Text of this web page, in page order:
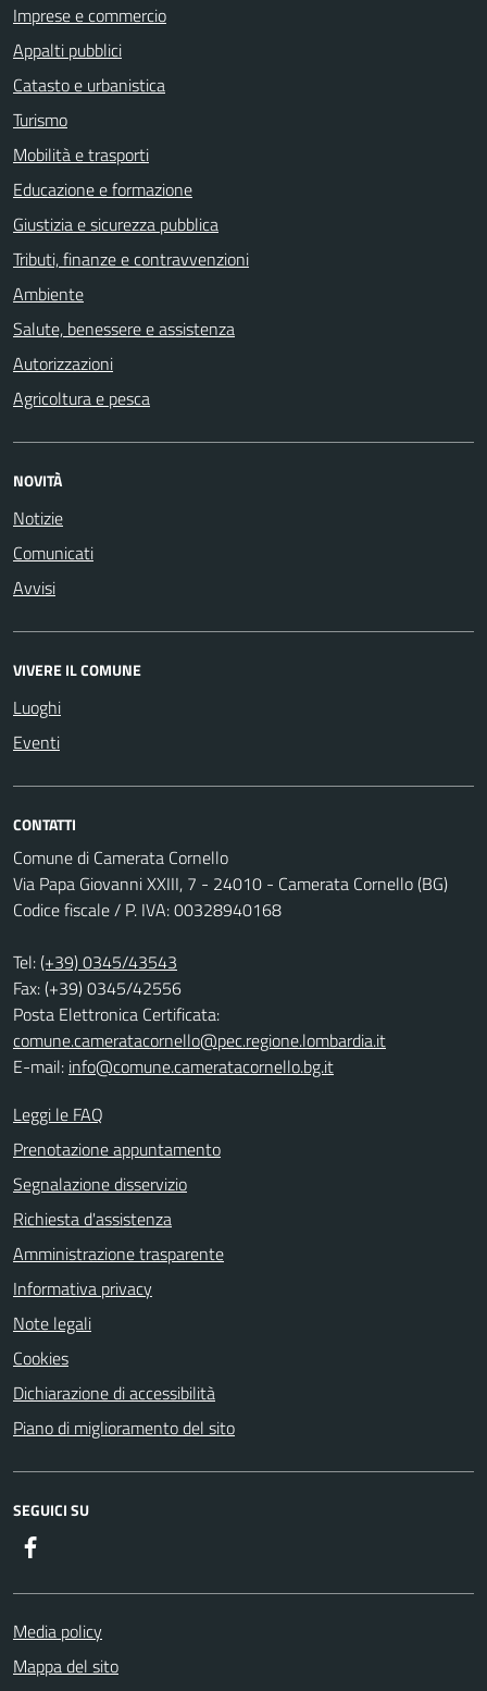
Imprese e commercio
Appalti pubblici
Catasto e urbanistica
Turismo
Mobilità e trasporti
Educazione e formazione
Giustizia e sicurezza pubblica
Tributi, finanze e contravvenzioni
Ambiente
Salute, benessere e assistenza
Autorizzazioni
Agricoltura e pesca
NOVITÀ
Notizie
Comunicati
Avvisi
VIVERE IL COMUNE
Luoghi
Eventi
CONTATTI
Comune di Camerata Cornello
Via Papa Giovanni XXIII, 7 - 24010 - Camerata Cornello (BG)
Codice fiscale / P. IVA: 00328940168
Tel:(+39) 0345/43543
Fax: (+39) 0345/42556
Posta Elettronica Certificata:
comune.cameratacornello@pec.regione.lombardia.it
E-mail: info@comune.cameratacornello.bg.it
Leggi le FAQ
Prenotazione appuntamento
Segnalazione disservizio
Richiesta d'assistenza
Amministrazione trasparente
Informativa privacy
Note legali
Cookies
Dichiarazione di accessibilità
Piano di miglioramento del sito
SEGUICI SU
Media policy
Mappa del sito